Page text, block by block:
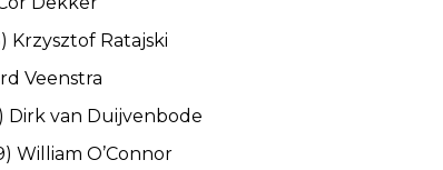
Krzysztof Ratajski
Veenstra
Dirk van Duijvenbode
William O’Connor